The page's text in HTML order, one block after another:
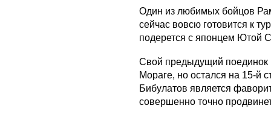
Один из любимых бойцов
сейчас вовсю готовится к
подерется с японцем Ютой
Свой предыдущий
Мораге, но остался на 15-й
Бибулатов является
совершенно точно